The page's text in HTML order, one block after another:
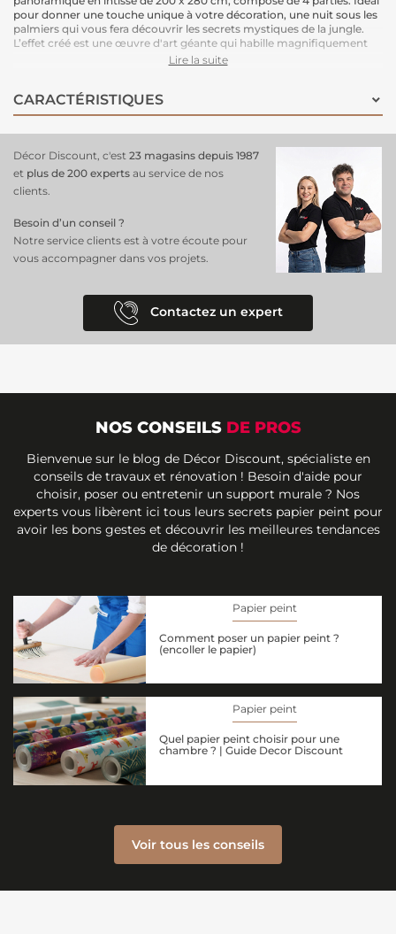
pour donner une touche unique à votre décoration, une nuit sous les
palmiers qui vous fera découvrir les secrets mystiques de la jungle.
L’effet créé est une œuvre d'art géante qui habille magnifiquement
simplicité. Une solution pratique et esthétique.
Dimensions : 200 cm (largeur) x 280 cm (hauteur)
Lire la suite
CARACTÉRISTIQUES
Décor Discount, c'est 23 magasins depuis 1987
et plus de 200 experts au service de nos
clients.
Besoin d’un conseil ?
Notre service clients est à votre écoute pour
vous accompagner dans vos projets.
Contactez un expert
NOS CONSEILS DE PROS
Bienvenue sur le blog de Décor Discount, spécialiste en
conseils de travaux et rénovation ! Besoin d'aide pour
choisir, poser ou entretenir un support murale ? Nos
experts vous libèrent ici tous leurs secrets papier peint pour
avoir les bons gestes et découvrir les meilleures tendances
de décoration !
Papier peint
Comment poser un papier peint ?
(encoller le papier)
Papier peint
Quel papier peint choisir pour une
chambre ? | Guide Decor Discount
Voir tous les conseils